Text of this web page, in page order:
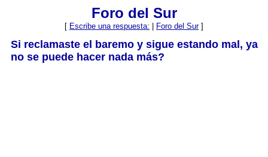
Foro del Sur
[ Escribe una respuesta: Foro del Sur]
Si reclamaste el baremo y sigue estando mal, ya
no se puede hacer nada más?